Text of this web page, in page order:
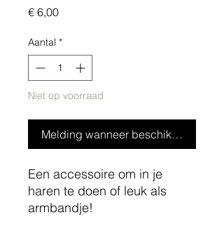
€ 6,00Prijs
Aantal *
Niet op voorraad
Melding wanneer beschikbaar
Een accessoire om in je
haren te doen of leuk als
armbandje!